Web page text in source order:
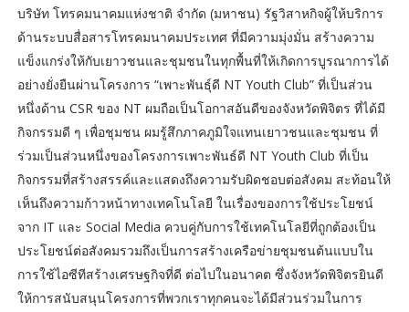
บริษัท โทรคมนาคมแห่งชาติ จำกัด (มหาชน) รัฐวิสาหกิจผู้ให้บริการ
ด้านระบบสื่อสารโทรคมนาคมประเทศ ที่มีความมุ่งมั่น สร้างความ
แข็งแกร่งให้กับเยาวชนและชุมชนในทุกพื้นที่ให้เกิดการบูรณาการได้
อย่างยั่งยืนผ่านโครงการ “เพาะพันธุ์ดี NT Youth Club” ที่เป็นส่วน
หนึ่งด้าน CSR ของ NT ผมถือเป็นโอกาสอันดีของจังหวัดพิจิตร ที่ได้มี
กิจกรรมดี ๆ เพื่อชุมชน ผมรู้สึกภาคภูมิใจแทนเยาวชนและชุมชน ที่
ร่วมเป็นส่วนหนึ่งของโครงการเพาะพันธ์ดี NT Youth Club ที่เป็น
กิจกรรมที่สร้างสรรค์และแสดงถึงความรับผิดชอบต่อสังคม สะท้อนให้
เห็นถึงความก้าวหน้าทางเทคโนโลยี ในเรื่องของการใช้ประโยชน์
จาก IT และ Social Media ควบคู่กับการใช้เทคโนโลยีที่ถูกต้องเป็น
ประโยชน์ต่อสังคมรวมถึงเป็นการสร้างเครือข่ายชุมชนต้นแบบใน
การใช้ไอซีทีสร้างเศรษฐกิจที่ดี ต่อไปในอนาคต ซึ่งจังหวัดพิจิตรยินดี
ให้การสนับสนุนโครงการที่พวกเราทุกคนจะได้มีส่วนร่วมในการ